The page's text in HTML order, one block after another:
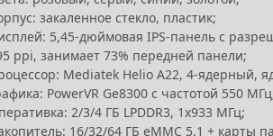
закаленное стекло, пластик;
5,45-дюймовая IPS-панель с
ppi, занимает 73% передней панели;
Mediatek Helio A22, 4-ядерный,
PowerVR Ge8300 с частотой 550
2/3/4 ГБ LPDDR3, 1х933 МГц;
16/32/64 ГБ eMMC 5.1 + карты